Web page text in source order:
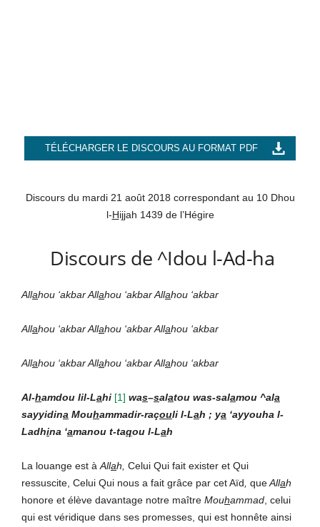
TÉLÉCHARGER LE DISCOURS AU FORMAT PDF
Discours du mardi 21 août 2018 correspondant au 10 Dhou
l-Hijjah 1439 de l’Hégire
Discours de ^Idou l-Ad-ha
Allahou ‘akbar Allahou ‘akbar Allahou ‘akbar
Allahou ‘akbar Allahou ‘akbar Allahou ‘akbar
Allahou ‘akbar Allahou ‘akbar Allahou ‘akbar
Al-hamdou lil-Lahi [1] was–salatou was-salamou ^ala
sayyidina Mouhammadir-raçouli l-Lah ; ya ‘ayyouha l-
Ladhina ‘amanou t-taqou l-Lah
La louange est à Allah, Celui Qui fait exister et Qui
ressuscite, Celui Qui nous a fait grâce par cet Aïd queAllah
honore et élève davantage notre maître Mouhammad , celui
qui est véridique dans ses promesses, qui est honnête ainsi